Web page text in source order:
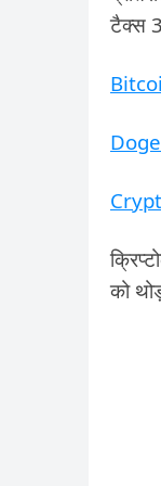
टैक्स
को